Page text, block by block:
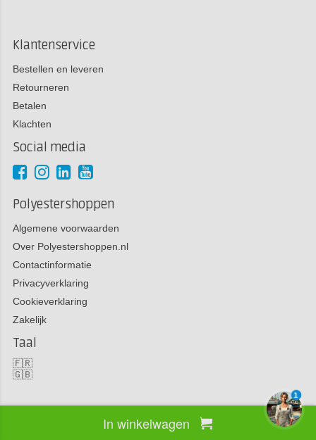
In winkelwagen
Klantenservice
Bestellen en leveren
Retourneren
Betalen
Klachten
Social media
Polyestershoppen
Algemene voorwaarden
Over Polyestershoppen.nl
Contactinformatie
Privacyverklaring
Cookieverklaring
Zakelijk
Taal
🇫🇷
🇬🇧
Copyright 2026 Polyestershoppen bv
1